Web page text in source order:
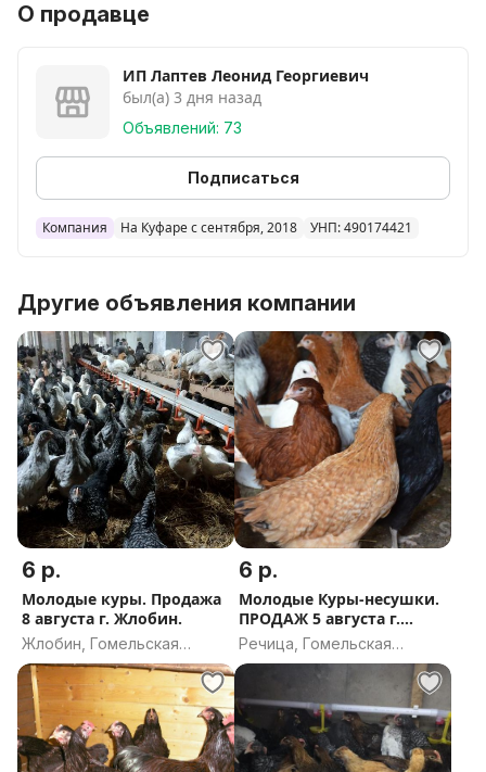
ассортименте будут продаваться куры-несушки
ведущих самых лучших птицефабрик РБ: Хайсекс,
Ломан Браун, Декалб, Легорн, Тетра, Сусекс,
Доминант от 4,5 до 6 мес., а также взрослые куры-
несушки. Вся птица прошла вакцинацию с суточного
возраста по графику вакцинации. Гарантия качества.
Не надо ждать обещанных заказов очень долго.
Приезжайте в указанное время и выбирайте на месте
от возраста и породы. Заказ по телефону. На
сообщение не отвечаю.
О продавце
ИП Лаптев Леонид Георгиевич
был(а) 3 дня назад
Объявлений: 73
Подписаться
Компания На Куфаре с сентября, 2018 УНП: 490174421
Другие объявления компании
6 р.
Молодые куры. Продажа
8 августа г. Жлобин.
Жлобин, Гомельская
область
6 р.
Молодые Куры-несушки.
ПРОДАЖ 5 августа г.
Речица
Речица, Гомельская
область